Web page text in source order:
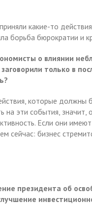
какие-то
борьба бюрократии и
о влиянии
только в
которые должны
на эти события,
Если они
сейчас: бизнес
президента об